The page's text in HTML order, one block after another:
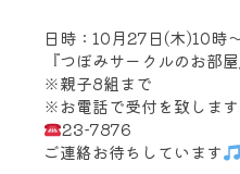
日時：10月27日(木)10時
『つぼみサークルのお部
※親子8組まで
※お電話で受付を致します
23-7876
ご連絡お待ちしています